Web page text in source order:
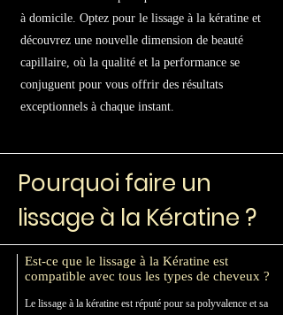
à domicile. Optez pour le lissage à la kératine et
découvrez une nouvelle dimension de beauté
capillaire, où la qualité et la performance se
conjuguent pour vous offrir des résultats
exceptionnels à chaque instant.
Pourquoi faire un
lissage à la Kératine ?
Est-ce que le lissage à la Kératine est
compatible avec tous les types de cheveux ?
Le lissage à la kératine est réputé pour sa polyvalence et sa